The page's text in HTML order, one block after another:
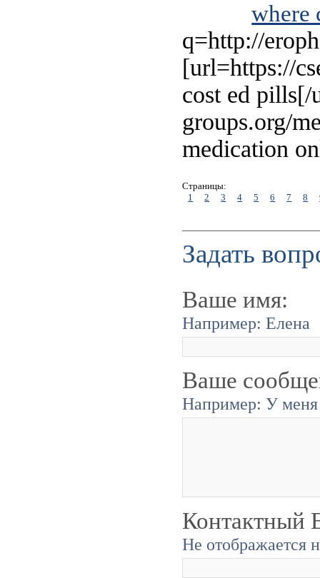
where
q=http://
[url=https://
cost ed
groups.org/
medication
Страницы:
1
2 3 4 5 6 7 8
Задать
Ваше имя:
Например: Елена
Ваше
Например: У меня
Контактный
Не отображается